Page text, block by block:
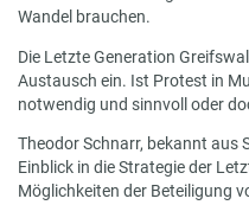
Wandel brauchen.
Die Letzte Generation
Austausch ein. Ist Protest in
notwendig und sinnvoll oder
Theodor Schnarr, bekannt aus
Einblick in die Strategie der
Möglichkeiten der Beteiligung